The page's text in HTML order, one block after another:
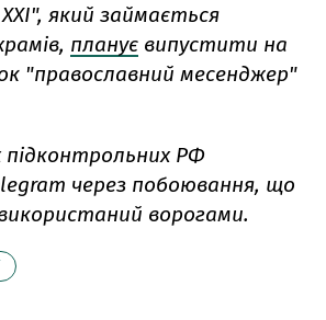
який займається
планує випустити на
"православний месенджер"
підконтрольних РФ
через побоювання, що
ворогами.